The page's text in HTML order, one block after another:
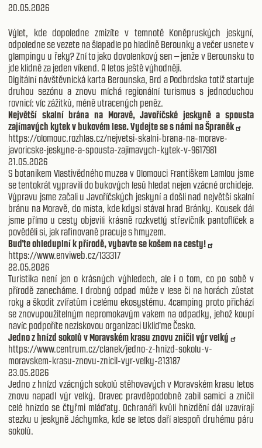
20.05.2026
Výlet, kde dopoledne zmizíte v temnotě Koněpruských jeskyní,
odpoledne se vezete na šlapadle po hladině Berounky a večer usnete v
glampingu u řeky? Zní to jako dovolenkový sen – jenže v Berounsku to
jde klidně za jeden víkend. A letos ještě výhodněji.
Digitální návštěvnická karta Berounska, Brd a Podbrdska totiž startuje
druhou sezónu a znovu míchá regionální turismus s jednoduchou
rovnicí: víc zážitků, méně utracených peněz.
Největší skalní brána na Moravě, Javoříčské jeskyně a spousta
zajímavých kytek v bukovém lese. Vydejte se s námi na Špraněk
https://olomouc.rozhlas.cz/nejvetsi-skalni-brana-na-morave-
javoricske-jeskyne-a-spousta-zajimavych-kytek-v-9617981
21.05.2026
S botanikem Vlastivědného muzea v Olomouci Františkem Lamlou jsme
se tentokrát vypravili do bukových lesů hledat nejen vzácné orchideje.
Výpravu jsme začali u Javoříčských jeskyní a došli nad největší skalní
bránu na Moravě, do místa, kde kdysi stával hrad Bránky. Kousek dál
jsme přímo u cesty objevili krásně rozkvetlý střevíčník pantoflíček a
pověděli si, jak rafinovaně pracuje s hmyzem.
Buďte ohleduplní k přírodě, vybavte se košem na cesty!
https://www.enviweb.cz/133317
22.05.2026
Turistika není jen o krásných výhledech, ale i o tom, co po sobě v
přírodě zanecháme. I drobný odpad může v lese či na horách zůstat
roky a škodit zvířatům i celému ekosystému. 4camping proto přichází
se znovupoužitelným nepromokavým vakem na odpadky, jehož koupí
navíc podpoříte neziskovou organizaci Ukliďme Česko.
Jedno z hnízd sokolů v Moravském krasu znovu zničil výr velký
https://www.centrum.cz/clanek/jedno-z-hnizd-sokolu-v-
moravskem-krasu-znovu-znicil-vyr-velky-213187
23.05.2026
Jedno z hnízd vzácných sokolů stěhovavých v Moravském krasu letos
znovu napadl výr velký. Dravec pravděpodobně zabil samici a zničil
celé hnízdo se čtyřmi mláďaty. Ochranáři kvůli hnízdění dál uzavírají
stezku u jeskyně Jáchymka, kde se letos daří alespoň druhému páru
sokolů.